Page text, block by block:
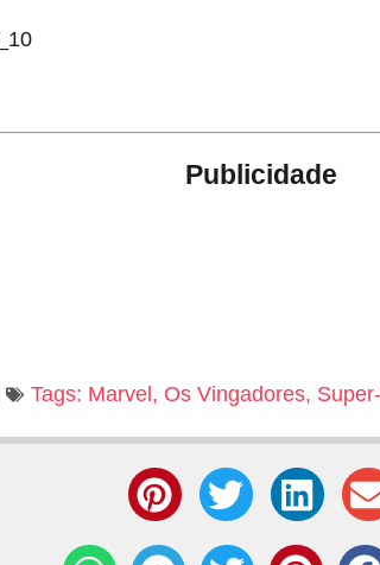
Publicidade
Tags: Marvel , Os Vingadores,